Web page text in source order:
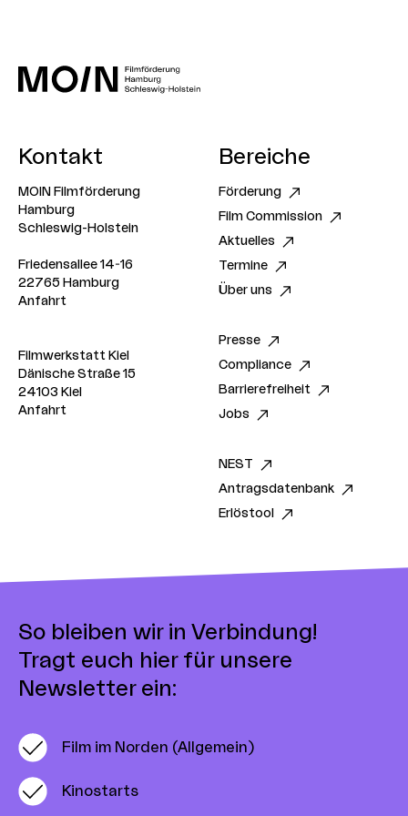
eine hinterlüftete Doppelfassade, sorgen für eine
umweltfreundliche Regulierung des Raumklimas.
So bleiben wir in Verbindung!
Tragt euch hier für unsere
Newsletter ein:
Film im Norden (Allgemein)
Kinostarts
Kontakt
MOIN Filmförderung
Hamburg
Schleswig-Holstein
Friedensallee 14-16
22765 Hamburg
Anfahrt
Filmwerkstatt Kiel
Dänische Straße 15
24103 Kiel
Anfahrt
Bereiche
Förderung
Film Commission
Aktuelles
Termine
Über uns
Presse
Compliance
Barrierefreiheit
Jobs
NEST
Antragsdatenbank
Erlöstool